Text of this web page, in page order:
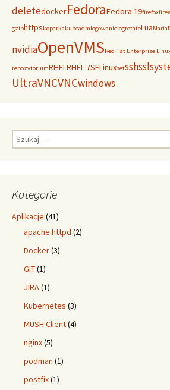
deletedockerFedoraFedora 19firefox
gziphttpskoparkakubeadmlogowanielogrotateLua
nvidiaOpenVMSRed Hat Enterprise
repozytoriumRHELRHEL 7SELinuxsetsshssl
UltraVNCVNCwindows
Szukaj:
Kategorie
Aplikacje (41)
apache httpd (2)
Docker(3)
GIT(1)
JIRA(1)
Kubernetes (3)
MUSH Client(4)
nginx(5)
podman (1)
postfix(1)